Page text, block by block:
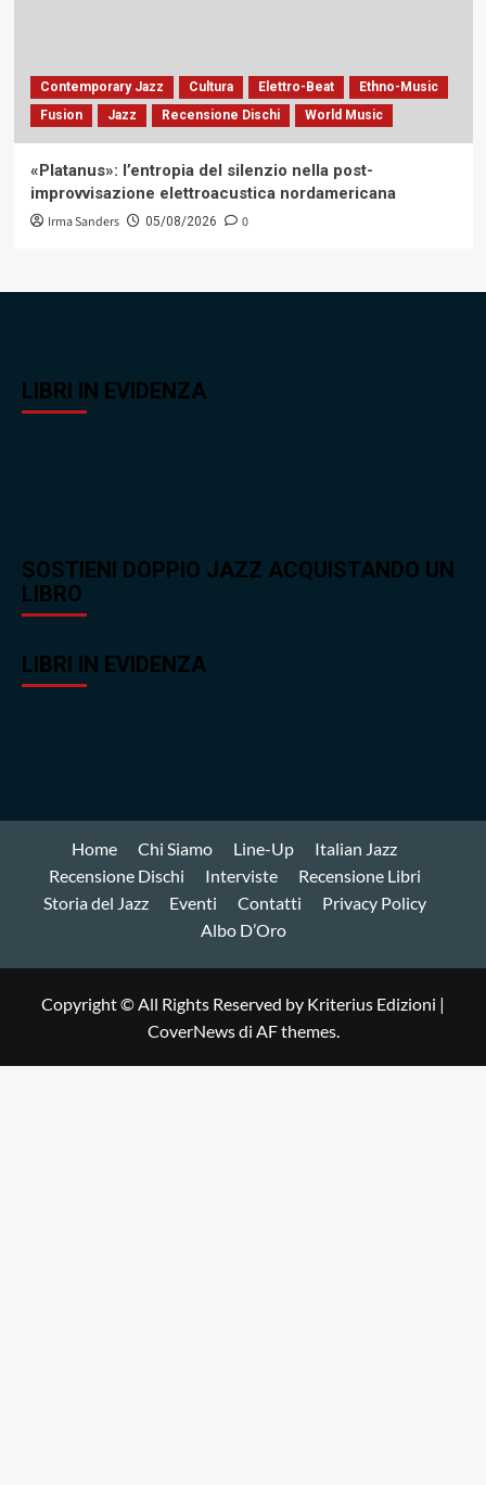
Contemporary Jazz Cultura Elettro-Beat
Ethno-Music
Fusion
Jazz Recensione Dischi World Music
«Platanus»: l’entropia del silenzio nella post-
improvvisazione elettroacustica nordamericana
Irma Sanders 05/08/2026 0
LIBRI IN EVIDENZA
SOSTIENI DOPPIO JAZZ ACQUISTANDO UN
LIBRO
LIBRI IN EVIDENZA
Home Chi Siamo Line-Up
Italian Jazz
Recensione Dischi
Interviste
Recensione Libri
Storia del Jazz
Eventi Contatti
Privacy Policy
Albo D’Oro
Copyright © All Rights Reserved by Kriterius Edizioni |
CoverNewsdi AF themes.